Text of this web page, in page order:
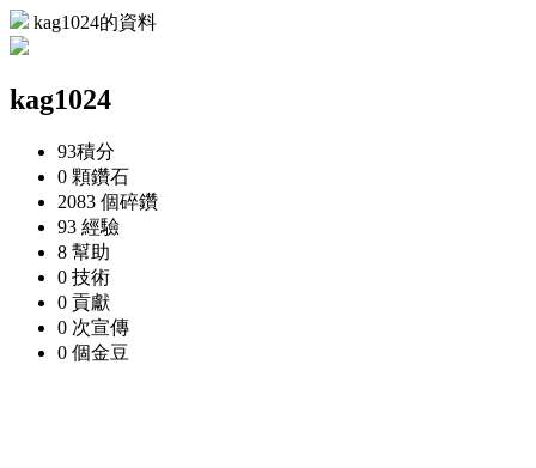
kag1024的資料
kag1024
93積分
0 顆鑽石
2083 個碎鑽
93 經驗
8 幫助
0 技術
0 貢獻
0 次宣傳
0 個金豆